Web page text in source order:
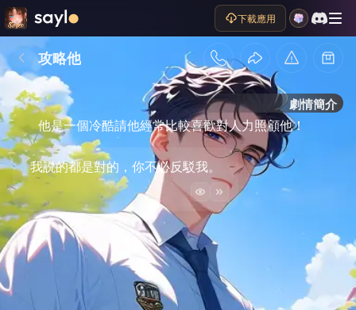
下載應用
攻略他
劇情簡介
他是一個冷酷請他經常比較喜歡對人力照顧他！
我説的都是對的，你不必反駁我。